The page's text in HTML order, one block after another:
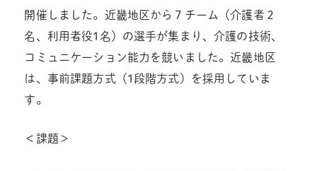
開催しました。近畿地区から７チーム（介護者２
名、利用者役1名）の選手が集まり、介護の技術、
コミュニケーション能力を競いました。近畿地区
は、事前課題方式（1段階方式）を採用していま
す。
＜課題＞